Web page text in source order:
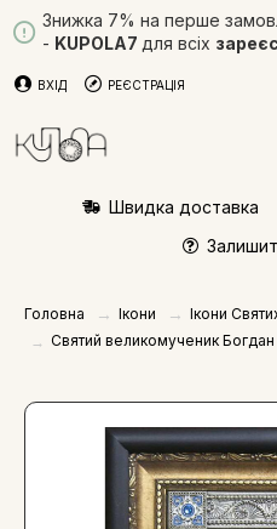
Знижка 7% на перше
- KUPOLA7 для всіх
ВХІД РЕЄСТРАЦІЯ
Швидка доставка
Головна Ікони
Ікони
Святий великомученик Богдан